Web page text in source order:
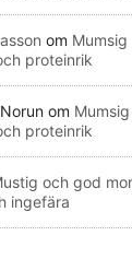
om
proteinrik
om
proteinrik
och god
ingefära